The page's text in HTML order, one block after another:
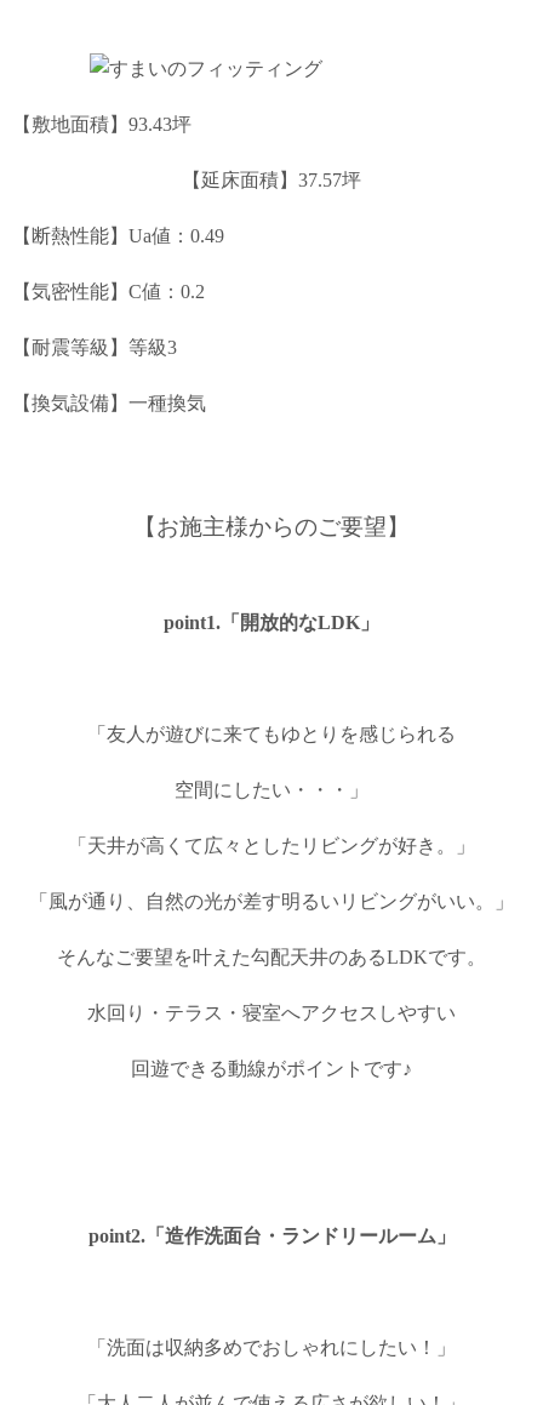
【敷地面積】93.43坪
【延床面積】37.57坪
【断熱性能】Ua値：0.49
【気密性能】C値：0.2
【耐震等級】等級3
【換気設備】一種換気
【お施主様からのご要望】
point1.「開放的なLDK」
「友人が遊びに来てもゆとりを感じられる
空間にしたい・・・」
「天井が高くて広々としたリビングが好き。」
「風が通り、自然の光が差す明るいリビングがいい。」
そんなご要望を叶えた勾配天井のあるLDKです。
水回り・テラス・寝室へアクセスしやすい
回遊できる動線がポイントです♪
point2.「造作洗面台・ランドリールーム」
「洗面は収納多めでおしゃれにしたい！」